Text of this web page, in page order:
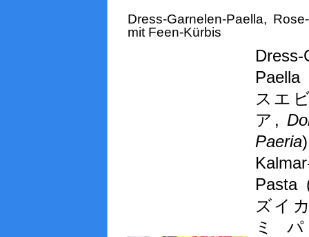
Dress-Garnelen-Paella,
mit Feen-Kürbis
Dress-
スエ
ア,
Paeria
Pasta
ズイ
ミ